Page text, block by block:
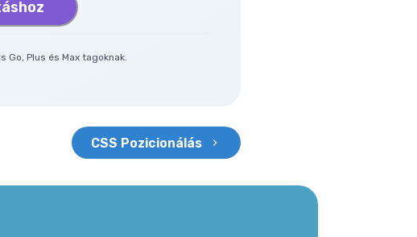
Plus és Max tagoknak.
CSS Pozicionálás